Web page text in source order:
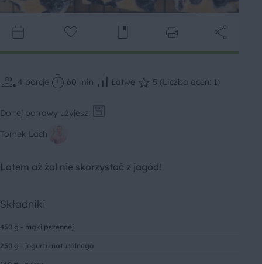
4 porcje 60 min Łatwe 5 (Liczba ocen: 1)
Do tej potrawy użyjesz:
Tomek Lach
Latem aż żal nie skorzystać z jagód!
Składniki
450 g - mąki pszennej
250 g - jogurtu naturalnego